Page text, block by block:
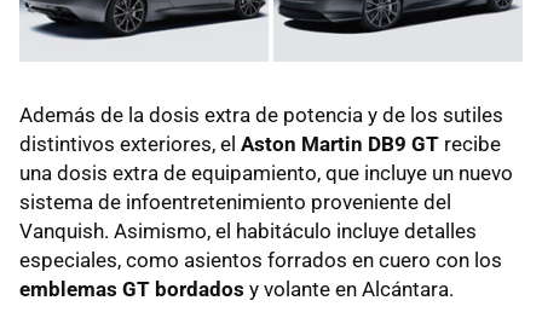
Además de la dosis extra de potencia y de los sutiles
distintivos exteriores, el Aston Martin DB9 GT recibe
una dosis extra de equipamiento, que incluye un nuevo
sistema de infoentretenimiento proveniente del
Vanquish. Asimismo, el habitáculo incluye detalles
especiales, como asientos forrados en cuero con los
emblemas GT bordados y volante en Alcántara.